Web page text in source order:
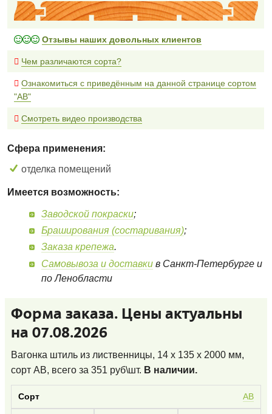
Отзывы наших довольных клиентов
Чем различаются сорта?
Ознакомиться с приведённым на данной странице сортом
"AB"
Смотреть видео производства
Сфера применения:
отделка помещений
Имеется возможность:
Заводской покраски;
Браширования (состаривания);
Заказа крепежа.
Самовывоза и доставки в Санкт-Петербурге и
по Ленобласти
Форма заказа. Цены актуальны
на 07.08.2026
Вагонка штиль из лиственницы, 14 x 135 x 2000 мм,
сорт AB, всего за 351 руб\шт. В наличии.
AB